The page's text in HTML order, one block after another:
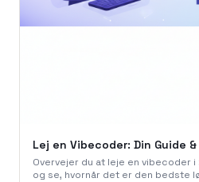
Lej en Vibecoder: Din Guide
Overvejer du at leje en vibecoder
og se, hvornår det er den bedste